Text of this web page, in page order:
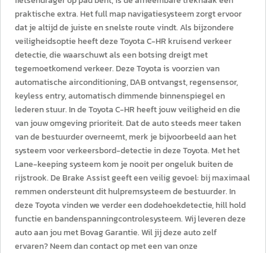
praktische extra. Het full map navigatiesysteem zorgt ervoor
dat je altijd de juiste en snelste route vindt. Als bijzondere
veiligheidsoptie heeft deze Toyota C-HR kruisend verkeer
detectie, die waarschuwt als een botsing dreigt met
tegemoetkomend verkeer. Deze Toyota is voorzien van
automatische airconditioning, DAB ontvangst, regensensor,
keyless entry, automatisch dimmende binnenspiegel en
lederen stuur. In de Toyota C-HR heeft jouw veiligheid en die
van jouw omgeving prioriteit. Dat de auto steeds meer taken
van de bestuurder overneemt, merk je bijvoorbeeld aan het
systeem voor verkeersbord-detectie in deze Toyota. Met het
Lane-keeping systeem kom je nooit per ongeluk buiten de
rijstrook. De Brake Assist geeft een veilig gevoel: bij maximaal
remmen ondersteunt dit hulpremsysteem de bestuurder. In
deze Toyota vinden we verder een dodehoekdetectie, hill hold
functie en bandenspanningcontrolesysteem. Wij leveren deze
auto aan jou met Bovag Garantie. Wil jij deze auto zelf
ervaren? Neem dan contact op met een van onze